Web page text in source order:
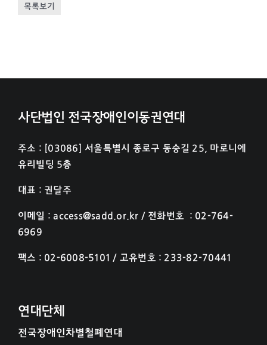
목록보기
사단법인 전국장애인이동권연대
주소 : [03086] 서울특별시 종로구 동숭길 25, 마로니에
유리빌딩 5층
대표 : 권달주
이메일 : access@sadd.or.kr / 전화번호 : 02-764-
6969
팩스 : 02-6008-5101 / 고유번호 : 233-82-70441
연대단체
전국장애인차별철폐연대